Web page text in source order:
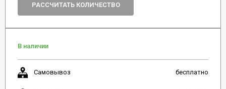
РАССЧИТАТЬ КОЛИЧЕСТВО
В наличии
Самовывоз бесплатно